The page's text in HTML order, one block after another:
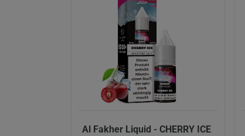
Al Fakher Liquid - CHERRY ICE